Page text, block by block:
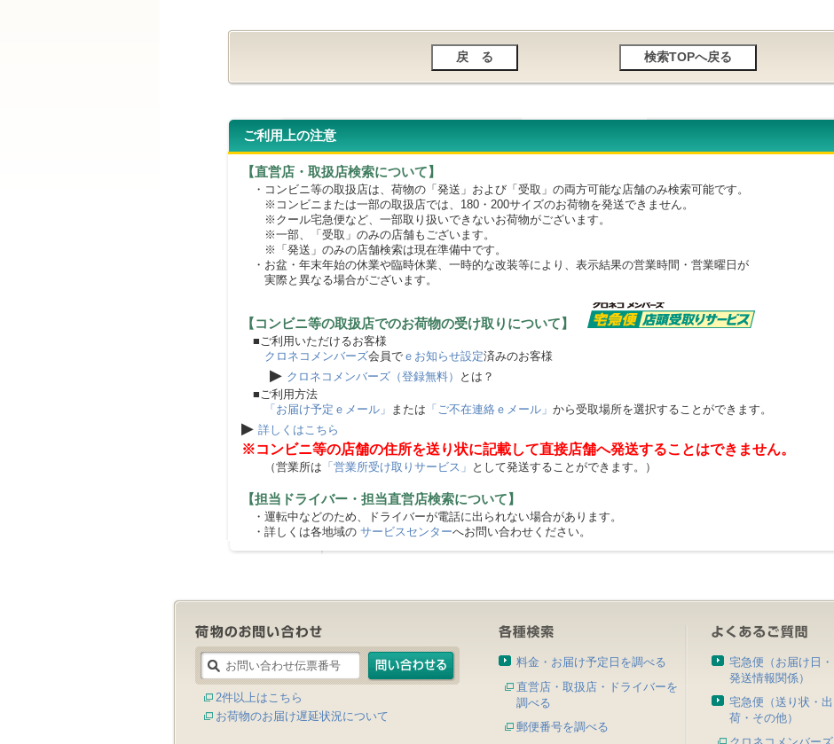
ご利用上の注意
【直営店・取扱店検索について】
・コンビニ等の取扱店は、荷物の「発送」および「受取」の両方可能な店舗のみ検索可能です。
※コンビニまたは一部の取扱店では、180・200サイズのお荷物を発送できません。
※クール宅急便など、一部取り扱いできないお荷物がございます。
※一部、「受取」のみの店舗もございます。
※「発送」のみの店舗検索は現在準備中です。
・お盆・年末年始の休業や臨時休業、一時的な改装等により、表示結果の営業時間・営業曜日が
実際と異なる場合がございます。
【コンビニ等の取扱店でのお荷物の受け取りについて】
■ご利用いただけるお客様
クロネコメンバーズ会員で ｅお知らせ設定済みのお客様
▶ クロネコメンバーズ（登録無料）
とは？
■ご利用方法
「お届け予定ｅメール」 または 「ご不在連絡ｅメール」 から受取場所を選択することができます。
▶ 詳しくはこちら
※コンビニ等の店舗の住所を送り状に記載して直接店舗へ発送することはできません。
（営業所は 「営業所受け取りサービス」 として発送することができます。）
【担当ドライバー・担当直営店検索について】
・運転中などのため、ドライバーが電話に出られない場合があります。
・詳しくは各地域の サービスセンターへお問い合わせください。
2件以上はこちら
お荷物のお届け遅延状況について
料金・お届け予定日を調べる
直営店・取扱店・ドライバーを
調べる
郵便番号を調べる
宅急便（お届け日・
発送情報関係）
宅急便（送り状・出
荷・その他）